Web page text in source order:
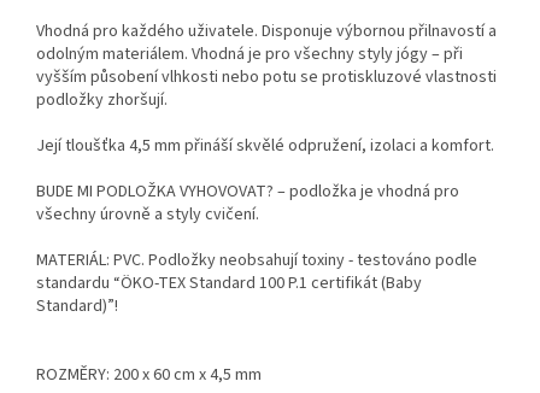
Vhodná pro každého uživatele. Disponuje výbornou přilnavostí a
odolným materiálem. Vhodná je pro všechny styly jógy – při
vyšším působení vlhkosti nebo potu se protiskluzové vlastnosti
podložky zhoršují.
Její tloušťka 4,5 mm přináší skvělé odpružení, izolaci a komfort.
BUDE MI PODLOŽKA VYHOVOVAT? – podložka je vhodná pro
všechny úrovně a styly cvičení.
MATERIÁL: PVC. Podložky neobsahují toxiny - testováno podle
standardu “ÖKO-TEX Standard 100 P.1 certifikát (Baby
Standard)”!
ROZMĚRY: 200 x 60 cm x 4,5 mm